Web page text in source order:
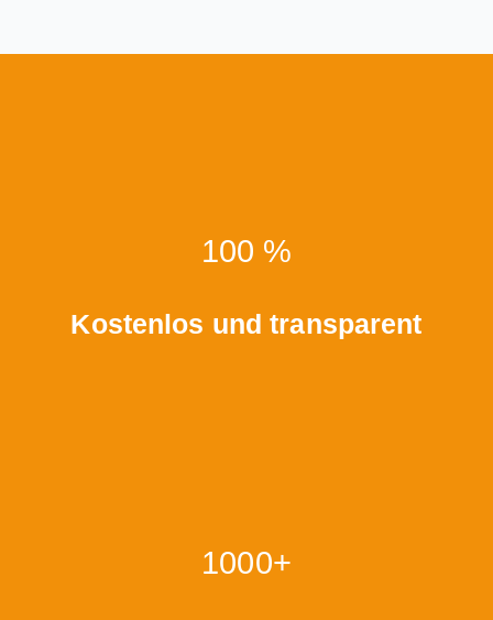
100 %
Kostenlos und transparent
1000+